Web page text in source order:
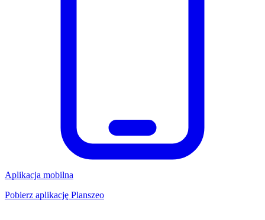
Aplikacja mobilna
Pobierz aplikację Planszeo